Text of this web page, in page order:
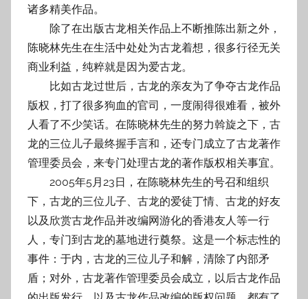
诸多精美作品。
除了在出版古龙相关作品上不断推陈出新之外，
陈晓林先生在生活中处处为古龙着想，很多行径无关
商业利益，纯粹就是因为爱古龙。
比如古龙过世后，古龙的亲友为了争夺古龙作品
版权，打了很多狗血的官司，一度闹得很难看，被外
人看了不少笑话。在陈晓林先生的努力斡旋之下，古
龙的三位儿子最终握手言和，还专门成立了古龙著作
管理委员会，来专门处理古龙的著作版权相关事宜。
2005年5月23日，在陈晓林先生的号召和组织
下，古龙的三位儿子、古龙的爱徒丁情、古龙的好友
以及欣赏古龙作品并改编网游化的香港友人等一行
人，专门到古龙的墓地进行奠祭。这是一个标志性的
事件：于内，古龙的三位儿子和解，清除了内部矛
盾；对外，古龙著作管理委员会成立，以后古龙作品